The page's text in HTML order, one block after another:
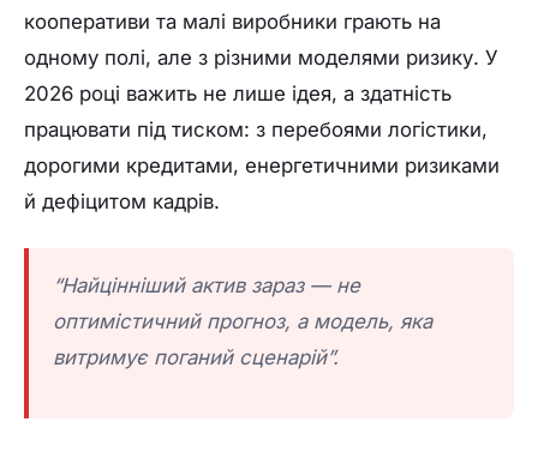
кооперативи та малі виробники грають на
одному полі, але з різними моделями ризику. У
2026 році важить не лише ідея, а здатність
працювати під тиском: з перебоями логістики,
дорогими кредитами, енергетичними ризиками
й дефіцитом кадрів.
“Найцінніший актив зараз — не
оптимістичний прогноз, а модель, яка
витримує поганий сценарій”.